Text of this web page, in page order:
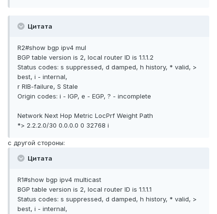
Цитата
R2#show bgp ipv4 mul
BGP table version is 2, local router ID is 1.1.1.2
Status codes: s suppressed, d damped, h history, * valid, >
best, i - internal,
r RIB-failure, S Stale
Origin codes: i - IGP, e - EGP, ? - incomplete
Network Next Hop Metric LocPrf Weight Path
*> 2.2.2.0/30 0.0.0.0 0 32768 i
с другой стороны:
Цитата
R1#show bgp ipv4 multicast
BGP table version is 2, local router ID is 1.1.1.1
Status codes: s suppressed, d damped, h history, * valid, >
best, i - internal,